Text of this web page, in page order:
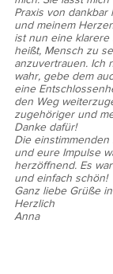
Praxis von
und meinem
ist nun eine klarere
heißt, Mensch zu
anzuvertrauen. Ich
wahr, gebe dem
eine
den Weg
zugehöriger und
Danke dafür!
Die
und eure Impulse
herzöffnend. Es
und einfach schön!
Ganz liebe Grüße
Herzlich
Anna